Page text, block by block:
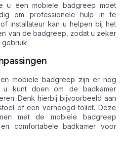
u een mobiele badgreep moet
om professionele hulp in te
installateur kan u helpen bij het
van de badgreep, zodat u zeker
mobiele badgreep zijn er nog
u kunt doen om de badkamer
Denk hierbij bijvoorbeeld aan
of een verhoogd toilet. Deze
met de mobiele badgreep
comfortabele badkamer voor